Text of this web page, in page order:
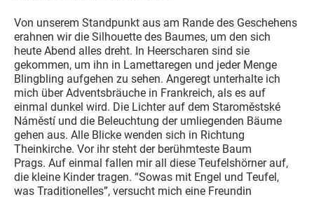
Von unserem Standpunkt aus am Rande des Geschehens
erahnen wir die Silhouette des Baumes, um den sich
heute Abend alles dreht. In Heerscharen sind sie
gekommen, um ihn in Lamettaregen und jeder Menge
Blingbling aufgehen zu sehen. Angeregt unterhalte ich
mich über Adventsbräuche in Frankreich, als es auf
einmal dunkel wird. Die Lichter auf dem Staroměstské
Náměstí und die Beleuchtung der umliegenden Bäume
gehen aus. Alle Blicke wenden sich in Richtung
Theinkirche. Vor ihr steht der berühmteste Baum
Prags. Auf einmal fallen mir all diese Teufelshörner auf,
die kleine Kinder tragen. “Sowas mit Engel und Teufel,
was Traditionelles”, versucht mich eine Freundin